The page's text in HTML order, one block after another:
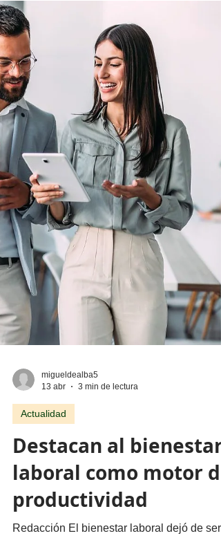
Redacción Son las 2 de la madrugada.
Sobre el escritorio, 15 ventanas abiertas en
la computadora, un café frío y la entrega de
un proyecto para las 8 a.m. No se trata de
una escena extraordinaria: es el día a día
miles de estudiantes universitarios en
México. Ese estado de tensión permanente
que oscila entre la motivación y el
agotamiento tiene nombre: estrés
académico. Y aunque forma parte casi
inevitable de la vida universitaria, la
diferencia entre quienes lo gestionan
13 abr
3 min de lectura